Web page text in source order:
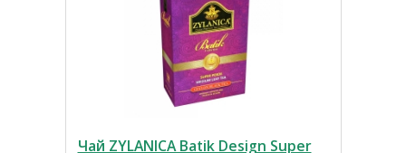
Чай ZYLANICA Batik Design Super